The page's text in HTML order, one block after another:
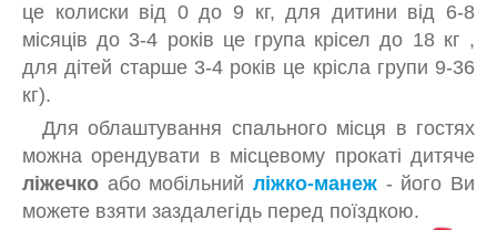
РОЗВИВАЮЧI МУЗИЧНI СТОЛИКИ
РЮКЗАКИ, СЛIНГИ
СТЕРИЛIЗАТОРИ
СТIЛЬЦІ ДЛЯ ГОДУВАННЯ
ТРЕНАЖЕРИ
це колиски від 0 до 9 кг, для дитини від 6-8
місяців до 3-4 років це група крісел до 18 кг ,
для дітей старше 3-4 років це крісла групи 9-36
кг).
Для облаштування спального місця в гостях
можна орендувати в місцевому прокаті дитяче
ліжечко або мобільний ліжко-манеж - його Ви
можете взяти заздалегідь перед поїздкою.